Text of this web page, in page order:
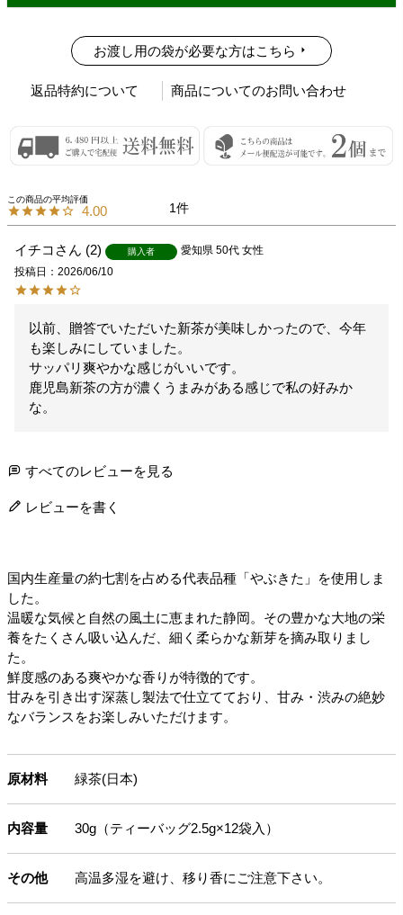
お渡し用の袋が必要な方はこちら
返品特約について 商品についてのお問い合わせ
4.00 1
イチコ 2 購入者 愛知県 50代 女性
投稿日
2026/06/10
以前、贈答でいただいた新茶が美味しかったので、今年
も楽しみにしていました。
サッパリ爽やかな感じがいいです。
鹿児島新茶の方が濃くうまみがある感じで私の好みか
な。
すべてのレビューを見る
レビューを書く
国内生産量の約七割を占める代表品種「やぶきた」を使用しま
した。
温暖な気候と自然の風土に恵まれた静岡。その豊かな大地の栄
養をたくさん吸い込んだ、細く柔らかな新芽を摘み取りまし
た。
鮮度感のある爽やかな香りが特徴的です。
甘みを引き出す深蒸し製法で仕立てており、甘み・渋みの絶妙
なバランスをお楽しみいただけます。
原材料 緑茶(日本)
内容量 30g（ティーバッグ2.5g×12袋入）
その他 高温多湿を避け、移り香にご注意下さい。